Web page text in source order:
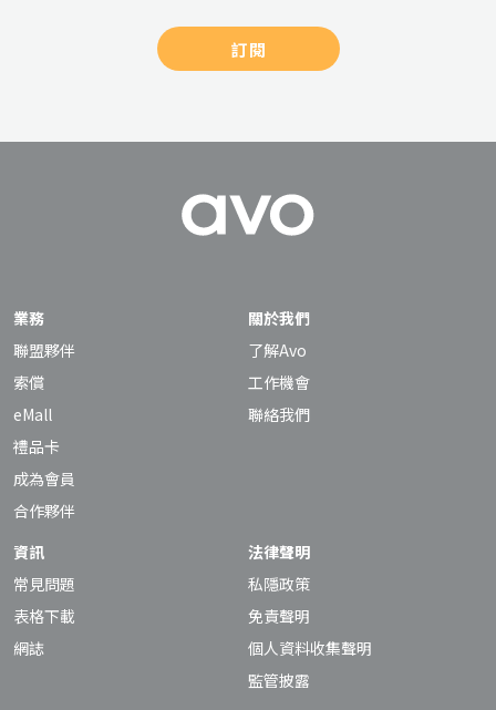
訂閱
業務
聯盟夥伴
索償
eMall
禮品卡
成為會員
合作夥伴
關於我們
了解Avo
工作機會
聯絡我們
資訊
常見問題
表格下載
網誌
法律聲明
私隱政策
免責聲明
個人資料收集聲明
監管披露